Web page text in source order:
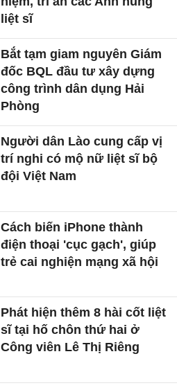
liệt sĩ
Bắt tạm giam nguyên Giám
đốc BQL đầu tư xây dựng
công trình dân dụng Hải
Phòng
Người dân Lào cung cấp vị
trí nghi có mộ nữ liệt sĩ bộ
đội Việt Nam
Cách biến iPhone thành
điện thoại 'cục gạch', giúp
trẻ cai nghiện mạng xã hội
Phát hiện thêm 8 hài cốt liệt
sĩ tại hố chôn thứ hai ở
Công viên Lê Thị Riêng